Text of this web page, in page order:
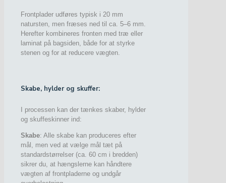
Frontplader udføres typisk i 20 mm
natursten, men fræses ned til ca. 5–6 mm.
Herefter kombineres fronten med træ eller
laminat på bagsiden, både for at styrke
stenen og for at reducere vægten.
Skabe, hylder og skuffer:
I processen kan der tænkes skaber, hylder
og skuffeskinner ind:
Skabe: Alle skabe kan produceres efter
mål, men ved at vælge mål tæt på
standardstørrelser (ca. 60 cm i bredden)
sikrer du, at hængslerne kan håndtere
vægten af frontpladerne og undgår